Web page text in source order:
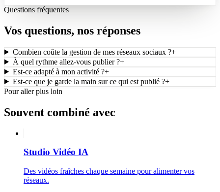
Questions fréquentes
Vos questions, nos réponses
Combien coûte la gestion de mes réseaux sociaux ?+
À quel rythme allez-vous publier ?+
Est-ce adapté à mon activité ?+
Est-ce que je garde la main sur ce qui est publié ?+
Pour aller plus loin
Souvent combiné avec
Studio Vidéo IA
Des vidéos fraîches chaque semaine pour alimenter vos
réseaux.